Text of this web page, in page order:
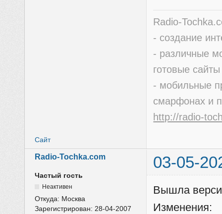
Radio-
- создание
- различные
готовые
- мобильные
смарфонах и
http://radio-
Сайт
Radio-Tochka.com 03-05-
Частый гость
Неактивен
Откуда: Москва
Зарегистрирован:28-04-2007
Вышла
Изменения: